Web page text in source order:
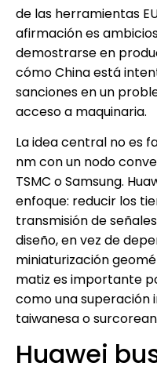
de las herramientas
afirmación es
demostrarse en
cómo China está
sanciones en un
acceso a maquinaria.
La idea central no es
nm con un nodo
TSMC o Samsung.
enfoque: reducir los
transmisión de
diseño, en vez de
miniaturización
matiz es importante
como una superación
taiwanesa o
Huawei